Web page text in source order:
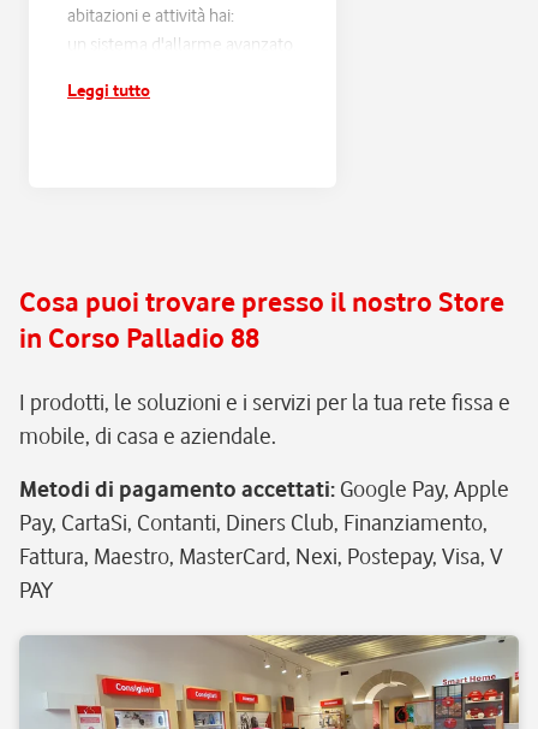
abitazioni e attività hai:
un sistema d'allarme avanzato,
e connesso alla Centrale
assistenza e manutenzione
continua, senza pensieri.
Leggi tutto
Cosa puoi trovare presso il nostro Store
in Corso Palladio 88
I prodotti, le soluzioni e i servizi per la tua rete fissa e
mobile, di casa e aziendale.
Metodi di pagamento accettati: Google Pay, Apple
Pay, CartaSi, Contanti, Diners Club, Finanziamento,
Fattura, Maestro, MasterCard, Nexi, Postepay, Visa, V
PAY